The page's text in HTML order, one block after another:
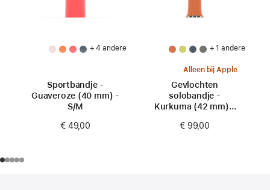
+ 4 andere
Sportbandje -
Guaveroze (40 mm) -
S/M
€ 49,00
+ 1 andere
Alleen bij Apple
Gevlochten
solobandje -
Kurkuma (42 mm) -
€ 99,00